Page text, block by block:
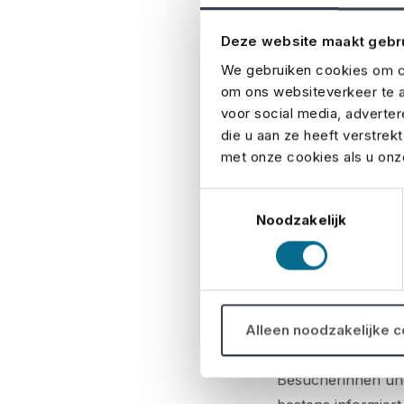
Deze website maakt
We gebruiken cookies om
om ons websiteverkeer te
voor social media,
die u aan ze heeft
met onze cookies als u
Noodzakelijk
Alleen noodzakelijke
Nicht jede
an dem Sie im
robuste
selbst wetterfest
sturmfeste
wird. Mit diesen
Was machen Sie
beschriebenen
Hitzewellen?
Erste-Hilfe-
Besucherinnen